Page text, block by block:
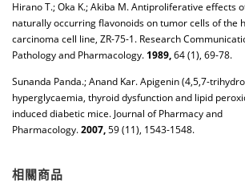
Hirano T.; Oka K.; Akiba M. Antiproliferative effects
naturally occurring flavonoids on tumor cells of the
carcinoma cell line, ZR-75-1. Research
Pathology and Pharmacology. 1989,64 (1), 69-78.
Sunanda Panda.; Anand Kar. Apigenin (4,5,7-
hyperglycaemia, thyroid dysfunction and lipid
induced diabetic mice. Journal of Pharmacy and
Pharmacology.2007,59 (11), 1543-1548.
相關商品